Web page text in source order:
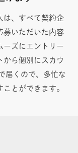
は、すべて契約企
募いただいた内容
ーズにエントリー
から個別にスカウ
届くので、多忙な
とができます。